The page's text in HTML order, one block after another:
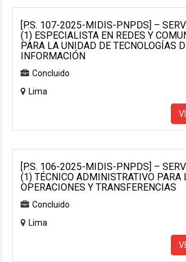
[P.S. 107-2025-MIDIS-PNPDS] –
(1) ESPECIALISTA EN REDES Y
PARA LA UNIDAD DE TECNOLOGÍAS
INFORMACIÓN
Concluido
Lima
[P.S. 106-2025-MIDIS-PNPDS] –
(1) TÉCNICO ADMINISTRATIVO PARA
OPERACIONES Y TRANSFERENCIAS
Concluido
Lima